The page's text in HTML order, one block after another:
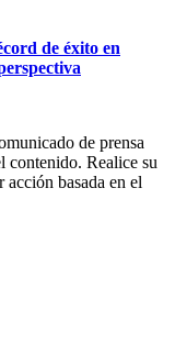
de éxito en
de prensa
contenido. Realice su
basada en el